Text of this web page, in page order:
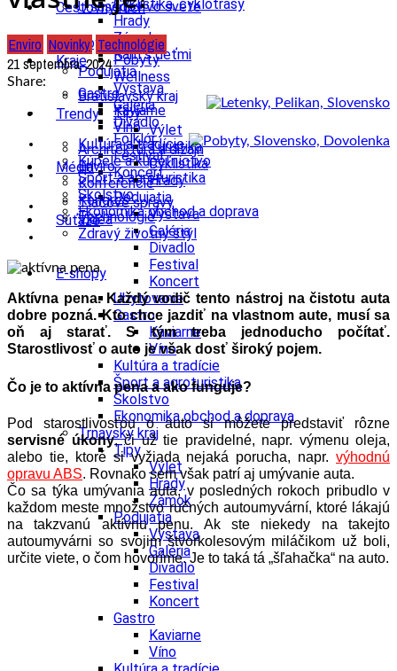
Cyklistika, cyklotrasy
Hrady
Zámok
Kam s deťmi
Podujatia
Výstava
Galéria
Divadlo
Folklór
Festival
Koncert
U susedov vo svete
Cestovný ruch
Ubytovanie
Pobyty
Wellness
Gastro
Kaviarne
Víno
Kultúra a tradície
Kúpele a kúpeľníctvo
Šport a agroturistika
Školstvo
Ekonomika obchod a doprava
Kraje
Bratislavský kraj
Tipy
Výlet
Turistika
Cyklistika
Hrady
Podujatia
Výstava
Galéria
Divadlo
Festival
Koncert
Ubytovanie
Gastro
Kaviarne
Víno
Kultúra a tradície
Šport a agroturistika
Školstvo
Ekonomika obchod a doprava
Trnavský kraj
Tipy
Výlet
Hrady
Zámok
Podujatia
Výstava
Galéria
Divadlo
Festival
Koncert
Gastro
Kaviarne
Víno
Trendy
Architektúra a dizajn
Enviro
Konferencie
Kongres
Technológie
Zdravý životný štýl
Médiá
Tlačové správy
Videá
Súťaže
E-shopy
Enviro Novinky Technológie
21 septembra, 2024
Share:
Aktívna pena. Každý vodič tento nástroj na čistotu auta
dobre pozná. Kto chce jazdiť na vlastnom aute, musí sa
oň aj starať. S tým treba jednoducho počítať.
Starostlivosť o auto je však dosť široký pojem.
Čo je to aktívna pena a ako funguje?
Pod starostlivosťou o auto si môžete predstaviť rôzne
servisné úkony, či už tie pravidelné, napr. výmenu oleja,
alebo tie, ktoré si vyžiada nejaká porucha, napr. výhodnú
opravu ABS. Rovnako sem však patrí aj umývanie auta.
Čo sa týka umývania auta, v posledných rokoch pribudlo v
každom meste množstvo ručných autoumyvární, ktoré lákajú
na takzvanú aktívnu penu. Ak ste niekedy na takejto
autoumyvárni so svojim štvorkolesovým miláčikom už boli,
určite viete, o čom hovoríme. Je to taká tá „šľahačka“ na auto.